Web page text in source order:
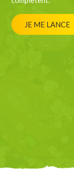
JE ME LANCE